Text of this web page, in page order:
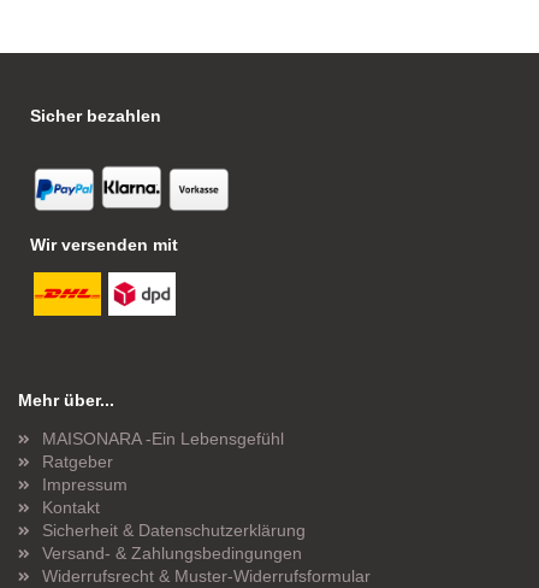
Sicher bezahlen
Wir versenden mit
Mehr über...
MAISONARA -Ein Lebensgefühl
Ratgeber
Impressum
Kontakt
Sicherheit & Datenschutzerklärung
Versand- & Zahlungsbedingungen
Widerrufsrecht & Muster-Widerrufsformular